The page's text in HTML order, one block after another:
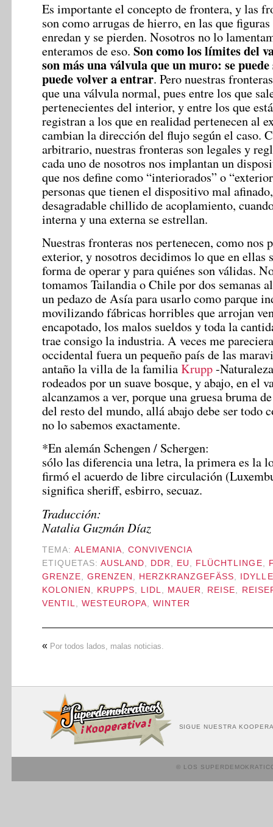
Es importante el concepto de frontera, y las
son como arrugas de hierro, en las que
enredan y se pierden. Nosotros no lo
enteramos de eso. Son como los límites del
son más una válvula que un muro: se
puede volver a entrar. Pero nuestras
que una válvula normal, pues entre los que
pertenecientes del interior, y entre los que
registran a los que en realidad pertenecen al
cambian la dirección del flujo según el caso.
arbitrario, nuestras fronteras son legales y
cada uno de nosotros nos implantan un
que nos define como “interiorados” o
personas que tienen el dispositivo mal
desagradable chillido de acoplamiento,
interna y una externa se estrellan.
Nuestras fronteras nos pertenecen, como nos
exterior, y nosotros decidimos lo que en ellas
forma de operar y para quiénes son válidas.
tomamos Tailandia o Chile por dos semanas
un pedazo de Asía para usarlo como parque
movilizando fábricas horribles que arrojan
encapotado, los malos sueldos y toda la
trae consigo la industria. A veces me
occidental fuera un pequeño país de las
antaño la villa de la familiaKrupp-
rodeados por un suave bosque, y abajo, en el
alcanzamos a ver, porque una gruesa bruma
del resto del mundo, allá abajo debe ser todo
no lo sabemos exactamente.
*En alemán Schengen / Schergen:
sólo las diferencia una letra, la primera es la
firmó el acuerdo de libre circulación
significa sheriff, esbirro, secuaz.
Traducción:
Natalia Guzmán Díaz
TEMA: ALEMANIA, CONVIVENCIA
ETIQUETAS: AUSLAND, DDR, EU , FLÜCHTLINGE,
GRENZE, GRENZEN , HERZKRANZGEFÄSS ,
IDYLLE
KOLONIEN , KRUPPS, LIDL, MAUER, REISE,
VENTIL, WESTEUROPA,WINTER
« Por todos lados, malas noticias.
SIGUE NUESTRA
© LOS